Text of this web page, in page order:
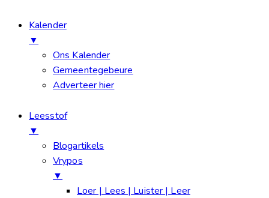
Kalender
▼
Ons Kalender
Gemeentegebeure
Adverteer hier
Leesstof
▼
Blogartikels
Vrypos
▼
Loer | Lees | Luister | Leer